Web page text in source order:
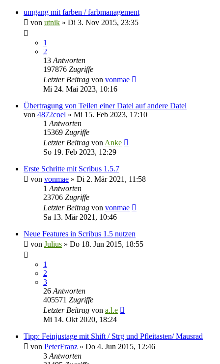
umgang mit farben / farbmanagement
von utnik » Di 3. Nov 2015, 23:35
1
2
13 Antworten
197876 Zugriffe
Letzter Beitrag von vonmae
Mi 24. Mai 2023, 10:16
Übertragung von Teilen einer Datei auf andere Datei
von 4872coel » Mi 15. Feb 2023, 17:10
1 Antworten
15369 Zugriffe
Letzter Beitrag von Anke
So 19. Feb 2023, 12:29
Erste Schritte mit Scribus 1.5.7
von vonmae » Di 2. Mär 2021, 11:58
1 Antworten
23706 Zugriffe
Letzter Beitrag von vonmae
Sa 13. Mär 2021, 10:46
Neue Features in Scribus 1.5 nutzen
von Julius » Do 18. Jun 2015, 18:55
1
2
3
26 Antworten
405571 Zugriffe
Letzter Beitrag von a.l.e
Mi 14. Okt 2020, 18:24
Tipp: Feinjustage mit Shift / Strg und Pfleitasten/ Mausrad
von PeterFranz » Do 4. Jun 2015, 12:46
3 Antworten